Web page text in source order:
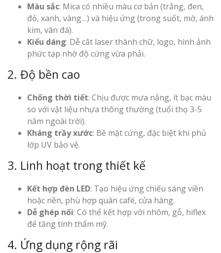
Màu sắc: Mica có nhiều màu cơ bản (trắng, đen,
đỏ, xanh, vàng…) và hiệu ứng (trong suốt, mờ, ánh
kim, vân đá).
Kiểu dáng: Dễ cắt laser thành chữ, logo, hình ảnh
phức tạp nhờ độ cứng vừa phải.
2. Độ bền cao
Chống thời tiết: Chịu được mưa nắng, ít bạc màu
so với vật liệu nhựa thông thường (tuổi thọ 3-5
năm ngoài trời).
Kháng trầy xước: Bề mặt cứng, đặc biệt khi phủ
lớp UV bảo vệ.
3. Linh hoạt trong thiết kế
Kết hợp đèn LED: Tạo hiệu ứng chiếu sáng viền
hoặc nền, phù hợp quán café, cửa hàng.
Dễ ghép nối: Có thể kết hợp với nhôm, gỗ, hiflex
để tăng tính thẩm mỹ.
4. Ứng dụng rộng rãi